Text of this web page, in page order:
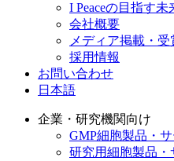
I Peaceの目指す未
会社概要
メディア掲載・受
採用情報
お問い合わせ
日本語
企業・研究機関向け
GMP細胞製品・
研究用細胞製品・